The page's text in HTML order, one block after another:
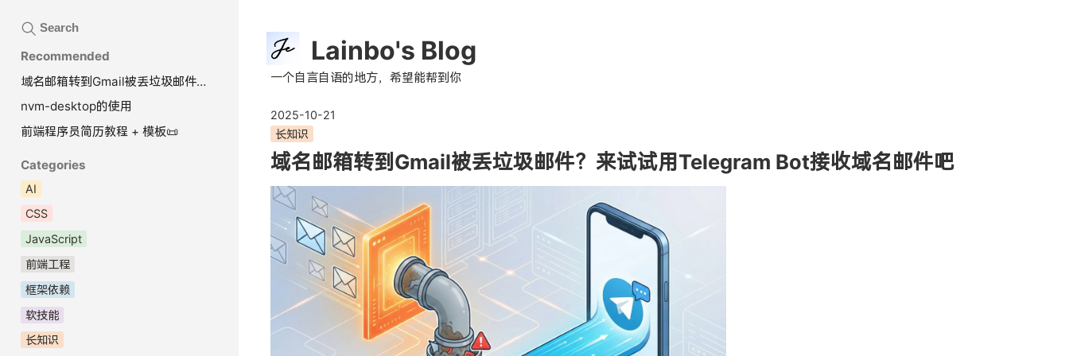
Lainbo's Blog
一个自言自语的地方，希望能帮到你
2025-10-21
长知识
域名邮箱转到Gmail被丢垃圾邮件？来试试用Telegram Bot接收域名邮件吧
Search
Recommended
域名邮箱转到Gmail被丢垃圾邮件？来试试用Telegram Bot接收域名邮件吧
nvm-desktop的使用
前端程序员简历教程 + 模板📜
Categories
AI
CSS
JavaScript
前端工程
框架依赖
软技能
长知识